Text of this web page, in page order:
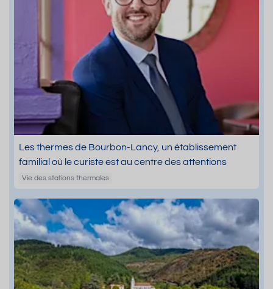
Les thermes de Bourbon-Lancy, un établissement
familial où le curiste est au centre des attentions
Vie des stations thermales